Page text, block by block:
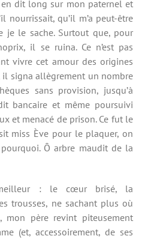
dit long sur mon paternel et
nourrissait, qu’il m’a peut-être
je le sache. Surtout que, pour
il se ruina. Ce n’est pas
vivre cet amour des origines
il signa allègrement un nombre
sans provision, jusqu’à
bancaire et même poursuivi
et menacé de prison. Ce fut le
miss Ève pour le plaquer, on
Ô arbre maudit de la
: le cœur brisé, la
trousses, ne sachant plus où
père revint piteusement
(et, accessoirement, de ses